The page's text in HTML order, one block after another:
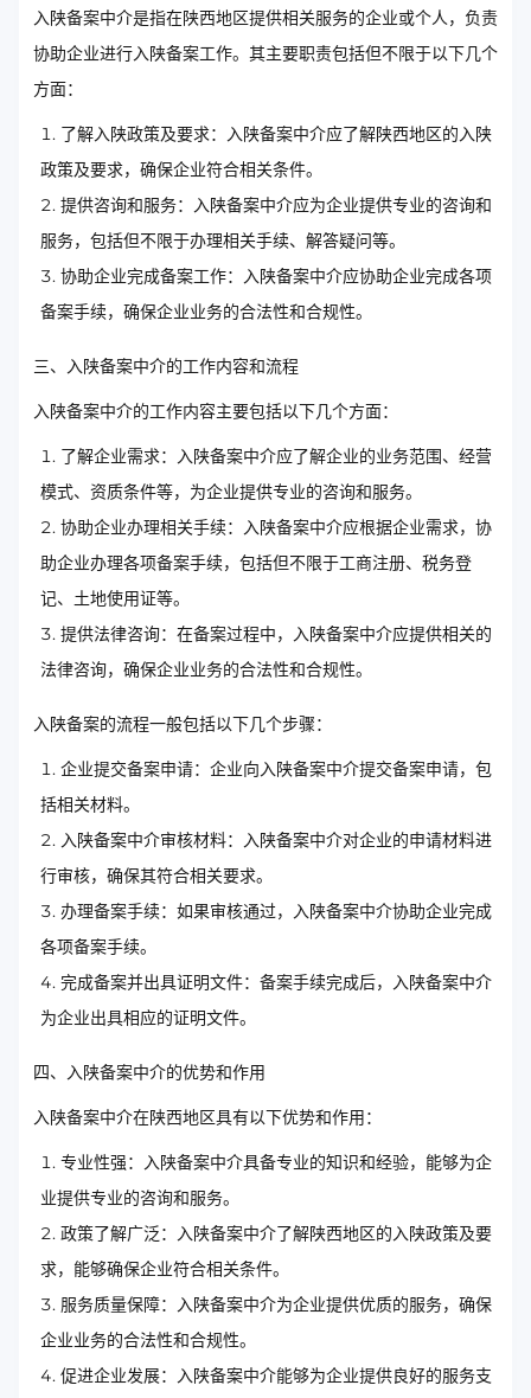
入陕备案中介是指在陕西地区提供相关服务的企业或个人，负责
协助企业进行入陕备案工作。其主要职责包括但不限于以下几个
方面：
了解入陕政策及要求：入陕备案中介应了解陕西地区的入陕
政策及要求，确保企业符合相关条件。
提供咨询和服务：入陕备案中介应为企业提供专业的咨询和
服务，包括但不限于办理相关手续、解答疑问等。
协助企业完成备案工作：入陕备案中介应协助企业完成各项
备案手续，确保企业业务的合法性和合规性。
三、入陕备案中介的工作内容和流程
入陕备案中介的工作内容主要包括以下几个方面：
了解企业需求：入陕备案中介应了解企业的业务范围、经营
模式、资质条件等，为企业提供专业的咨询和服务。
协助企业办理相关手续：入陕备案中介应根据企业需求，协
助企业办理各项备案手续，包括但不限于工商注册、税务登
记、土地使用证等。
提供法律咨询：在备案过程中，入陕备案中介应提供相关的
法律咨询，确保企业业务的合法性和合规性。
入陕备案的流程一般包括以下几个步骤：
企业提交备案申请：企业向入陕备案中介提交备案申请，包
括相关材料。
入陕备案中介审核材料：入陕备案中介对企业的申请材料进
行审核，确保其符合相关要求。
办理备案手续：如果审核通过，入陕备案中介协助企业完成
各项备案手续。
完成备案并出具证明文件：备案手续完成后，入陕备案中介
为企业出具相应的证明文件。
四、入陕备案中介的优势和作用
入陕备案中介在陕西地区具有以下优势和作用：
专业性强：入陕备案中介具备专业的知识和经验，能够为企
业提供专业的咨询和服务。
政策了解广泛：入陕备案中介了解陕西地区的入陕政策及要
求，能够确保企业符合相关条件。
服务质量保障：入陕备案中介为企业提供优质的服务，确保
企业业务的合法性和合规性。
促进企业发展：入陕备案中介能够为企业提供良好的服务支